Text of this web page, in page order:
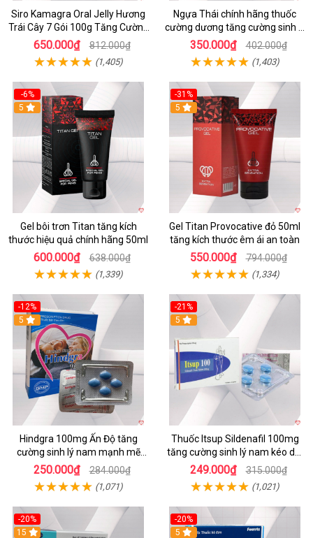
Siro Kamagra Oral Jelly Hương
Trái Cây 7 Gói 100g Tăng Cường
Sinh Lý Nam
650.000₫ 812.000₫
(1,405)
Ngựa Thái chính hãng thuốc
cường dương tăng cường sinh lý
nam hộp 10 viên
350.000₫ 402.000₫
(1,403)
-6%
5
Gel bôi trơn Titan tăng kích
thước hiệu quả chính hãng 50ml
600.000₫ 638.000₫
(1,339)
-31%
Hot
5
Gel Titan Provocative đỏ 50ml
tăng kích thước êm ái an toàn
550.000₫ 794.000₫
(1,334)
-12%
5
Hindgra 100mg Ấn Độ tăng
cường sinh lý nam mạnh mẽ
chống xuất tinh sớm
250.000₫ 284.000₫
(1,071)
-21%
5
Thuốc Itsup Sildenafil 100mg
tăng cường sinh lý nam kéo dài
thời gian chất lượng
249.000₫ 315.000₫
(1,021)
-20%
15
-20%
5